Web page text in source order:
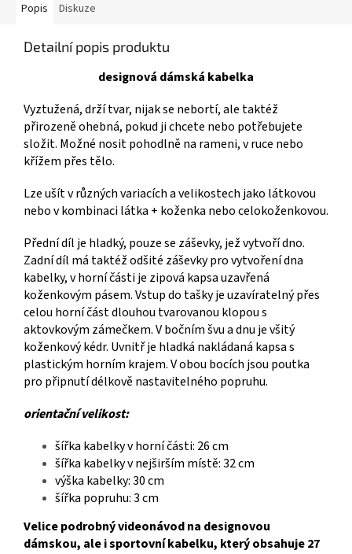
Popis Diskuze
Detailní popis produktu
designová dámská kabelka
Vyztužená, drží tvar, nijak se nebortí, ale taktéž
přirozeně ohebná, pokud ji chcete nebo potřebujete
složit. Možné nosit pohodlně na rameni, v ruce nebo
křížem přes tělo.
Lze ušít v různých variacích a velikostech jako látkovou
nebo v kombinaci látka + koženka nebo celokoženkovou.
Přední díl je hladký, pouze se záševky, jež vytvoří dno.
Zadní díl má taktéž odšité záševky pro vytvoření dna
kabelky, v horní části je zipová kapsa uzavřená
koženkovým pásem. Vstup do tašky je uzavíratelný přes
celou horní část dlouhou tvarovanou klopou s
aktovkovým zámečkem. V bočním švu a dnu je všitý
koženkový kédr. Uvnitř je hladká nakládaná kapsa s
plastickým horním krajem. V obou bocích jsou poutka
pro připnutí délkově nastavitelného popruhu.
orientační velikost:
šířka kabelky v horní části: 26 cm
šířka kabelky v nejširším místě: 32 cm
výška kabelky: 30 cm
šířka popruhu: 3 cm
Velice podrobný videonávod na designovou
dámskou, ale i sportovní kabelku, který obsahuje 27